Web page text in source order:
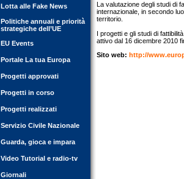
Lotta alle Fake News
Politiche annuali e priorità
strategiche dell’UE
EU Events
Portale La tua Europa
Progetti approvati
Progetti in corso
Progetti realizzati
Servizio Civile Nazionale
Guarda, gioca e impara
Video Tutorial e radio-tv
Giornali
La valutazione degli studi di
internazionale, in secondo
territorio.
I progetti e gli studi di
attivo dal 16 dicembre 2010
Sito web: http://